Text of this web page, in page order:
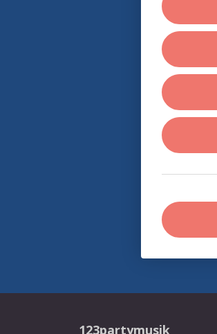
123partymusik